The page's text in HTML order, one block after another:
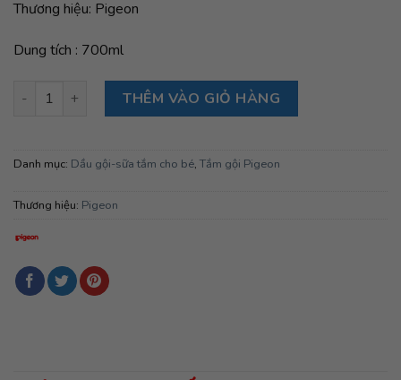
Thương hiệu: Pigeon
Dung tích : 700ml
Tắm Gội Pigeon Dịu Nhẹ Hương Jojoba 700ml số lượng
THÊM VÀO GIỎ HÀNG
Danh mục: Dầu gội-sữa tắm cho bé, Tắm gội Pigeon
Thương hiệu: Pigeon